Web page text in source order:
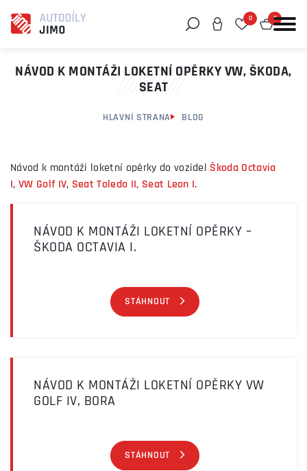
0 0
NÁVOD K MONTÁŽI LOKETNÍ OPĚRKY VW, ŠKODA,
SEAT
HLAVNÍ STRANA BLOG
Návod k montáži loketní opěrky do vozidel Škoda Octavia
, VW Golf IV, Seat Toledo II, Seat Leon I .
NÁVOD K MONTÁŽI LOKETNÍ OPĚRKY –
ŠKODA OCTAVIA I.
STÁHNOUT
NÁVOD K MONTÁŽI LOKETNÍ OPĚRKY VW
GOLF IV, BORA
STÁHNOUT
Můžeme vám pomoci něco najít?